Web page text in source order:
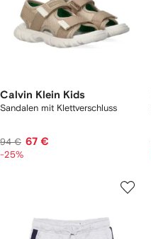
Calvin Klein Kids
Sandalen mit Klettverschluss
94 € 67 €
-25%